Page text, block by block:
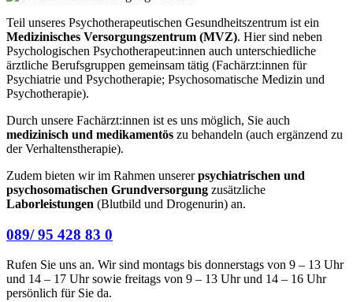
Teil unseres Psychotherapeutischen Gesundheitszentrum ist ein
Medizinisches Versorgungszentrum (MVZ). Hier sind neben
Psychologischen Psychotherapeut:innen auch unterschiedliche
ärztliche Berufsgruppen gemeinsam tätig (Fachärzt:innen für
Psychiatrie und Psychotherapie; Psychosomatische Medizin und
Psychotherapie).
Durch unsere Fachärzt:innen ist es uns möglich, Sie auch
medizinisch und medikamentös zu behandeln (auch ergänzend zu
der Verhaltenstherapie).
Zudem bieten wir im Rahmen unsererpsychiatrischen und
psychosomatischen Grundversorgung zusätzliche
Laborleistungen (Blutbild und Drogenurin) an.
089/ 95 428 83 0
Rufen Sie uns an. Wir sind montags bis donnerstags von 9 – 13 Uhr
und 14 – 17 Uhr sowie freitags von 9 – 13 Uhr und 14 – 16 Uhr
persönlich für Sie da.